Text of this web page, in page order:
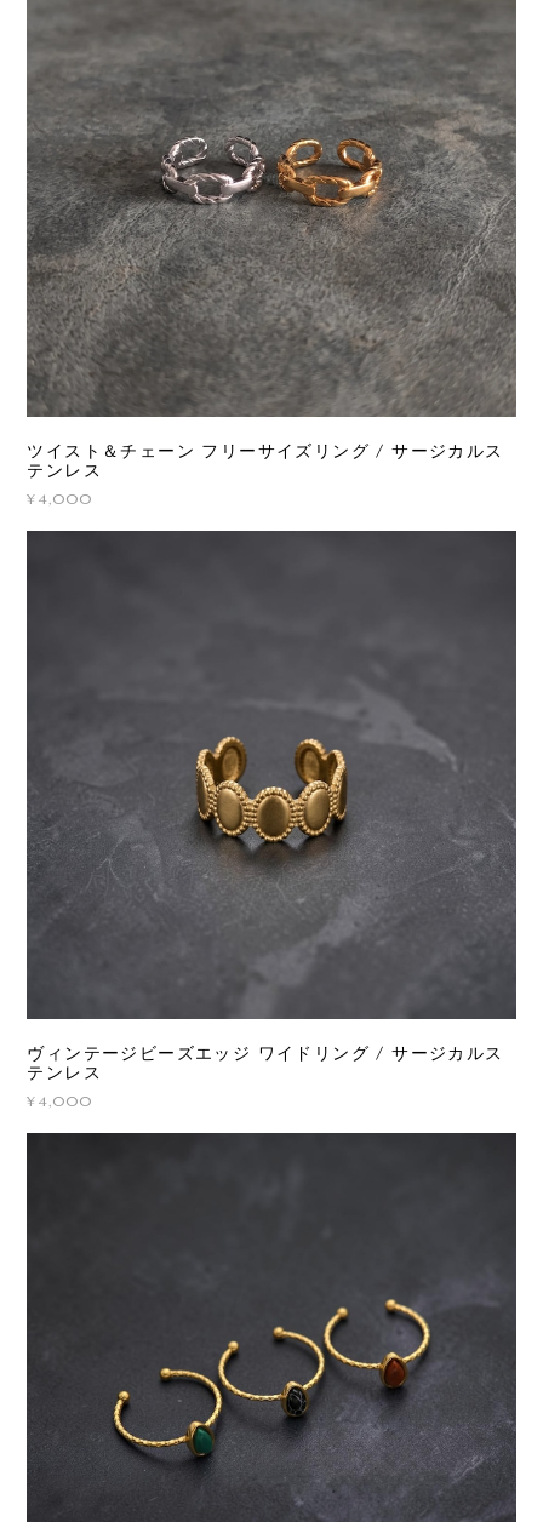
ツイスト＆チェーン フリーサイズリング / サージカルス
テンレス
¥4,000
ヴィンテージビーズエッジ ワイドリング / サージカルス
テンレス
¥4,000